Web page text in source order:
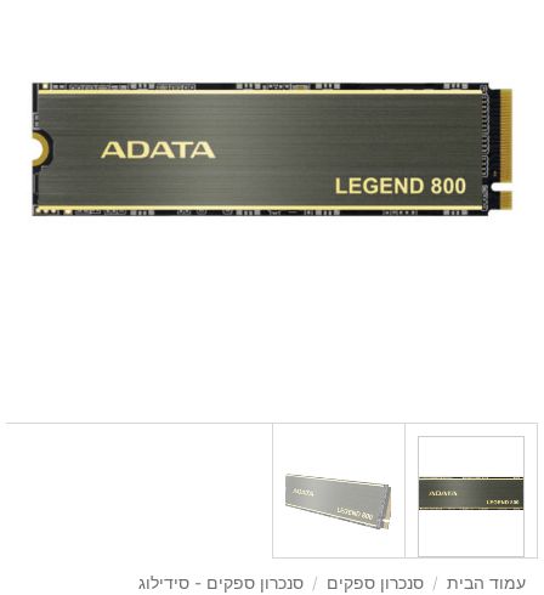
עמוד הבית / סנכרון ספקים / סנכרון ספקים - סידילוג